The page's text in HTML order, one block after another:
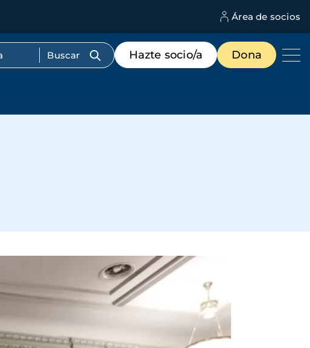
Área de socios
Menú
de
destacados
Hazte socio/a Dona